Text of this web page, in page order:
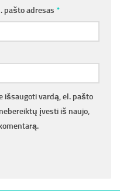
pašto adresas *
išsaugoti vardą, el. pašto
įvesti iš naujo,